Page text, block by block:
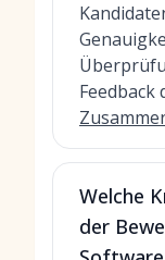
Feedback
Welche
der